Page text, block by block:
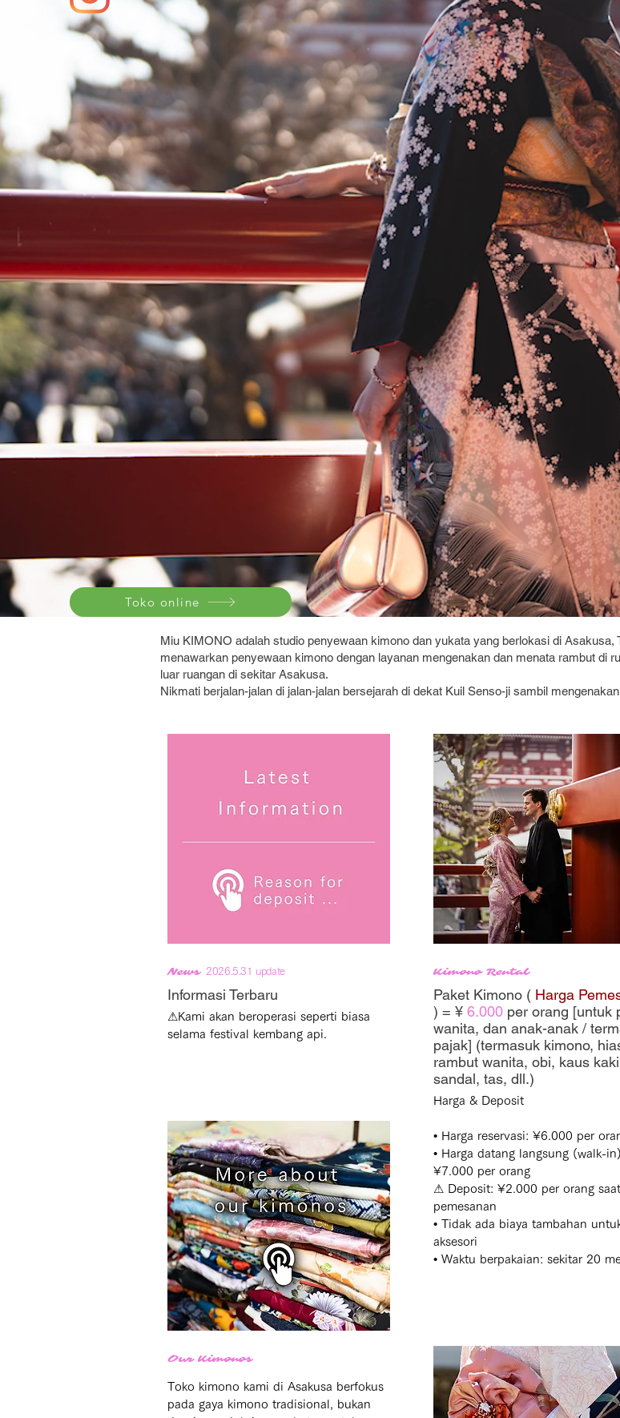
Toko online
Miu KIMONO adalah studio penyewaan kimono dan yukata yang berlokasi di
menawarkan penyewaan kimono dengan layanan mengenakan dan menata rambut di
luar ruangan di sekitar Asakusa.
Nikmati berjalan-jalan di jalan-jalan bersejarah di dekat Kuil Senso-ji sambil
News 2026.5.31 update
Informasi Terbaru
⚠Kami akan beroperasi seperti biasa
selama festival kembang api.
Our Kimonos
Toko kimono kami di Asakusa berfokus
pada gaya kimono tradisional, bukan
Kimono Rental
Paket Kimono ( Harga
) = ¥ 6.000 per orang [untuk
wanita, dan anak-anak /
pajak] (termasuk kimono,
rambut wanita, obi, kaus
sandal, tas, dll.)
Harga & Deposit
• Harga reservasi: ¥6.000 per
• Harga datang langsung (walk-
¥7.000 per orang
⚠ Deposit: ¥2.000 per orang saat
pemesanan
• Tidak ada biaya tambahan
aksesori
• Waktu berpakaian: sekitar 20
Jam Operasional
• 09:00–17:00